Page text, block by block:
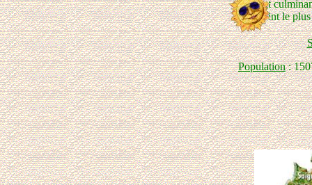
Point
Point le
Population: